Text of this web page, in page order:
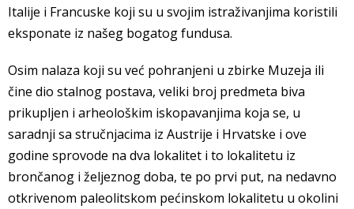
Italije i Francuske koji su u svojim istraživanjima koristili
eksponate iz našeg bogatog fundusa.
Osim nalaza koji su već pohranjeni u zbirke Muzeja ili
čine dio stalnog postava, veliki broj predmeta biva
prikupljen i arheološkim iskopavanjima koja se, u
saradnji sa stručnjacima iz Austrije i Hrvatske i ove
godine sprovode na dva lokalitet i to lokalitetu iz
brončanog i željeznog doba, te po prvi put, na nedavno
otkrivenom paleolitskom pećinskom lokalitetu u okolini